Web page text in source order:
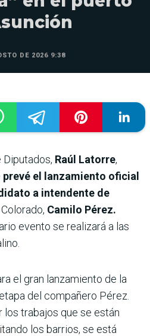
DE 2026 9:38
Diputados, Raúl Latorre,
prevé el lanzamiento oficial
a intendente de
Camilo Pérez.
evento se realizará a las
el gran lanzamiento de la
del compañero Pérez.
trabajos que se están
los barrios, se está